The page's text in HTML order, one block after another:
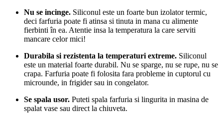
Nu se incinge. Siliconul este un foarte bun izolator termic,
deci farfuria poate fi atinsa si tinuta in mana cu alimente
fierbinti în ea. Atentie insa la temperatura la care serviti
mancare celor mici!
Durabila si rezistenta la temperaturi extreme. Siliconul
este un material foarte durabil. Nu se sparge, nu se rupe, nu se
crapa. Farfuria poate fi folosita fara probleme in cuptorul cu
microunde, in frigider sau in congelator.
Se spala usor. Puteti spala farfuria si lingurita in masina de
spalat vase sau direct la chiuveta.